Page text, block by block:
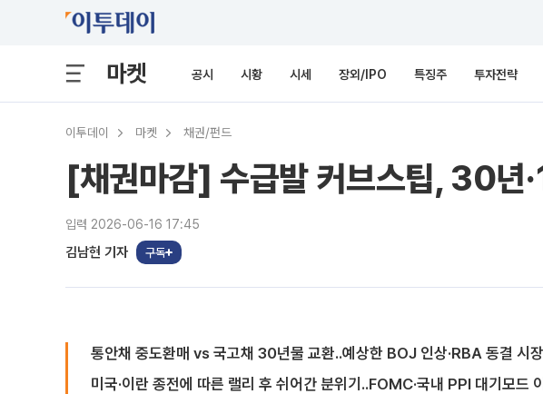
마켓 공시 시황 시세 장외/IPO 특징주 투자전략
이투데이 마켓 채권/펀드
[채권마감] 수급발 커브스팁, 30년
입력 2026-06-16 17:45
김남현 기자 구독
통안채 중도환매 vs 국고채 30년물 교환..예상한 BOJ 인상·RBA 동결 시장
미국·이란 종전에 따른 랠리 후 쉬어간 분위기..FOMC·국내 PPI 대기모드